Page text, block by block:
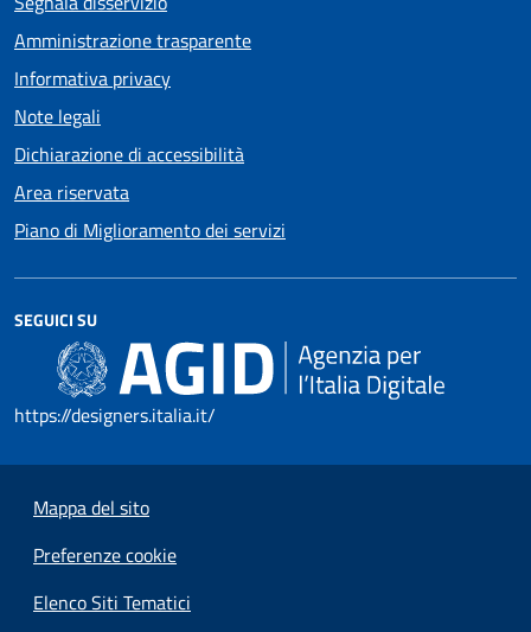
Amministrazione trasparente
Informativa privacy
Note legali
Dichiarazione di accessibilità
Area riservata
Piano di Miglioramento dei servizi
SEGUICI SU
https://designers.italia.it/
Mappa del sito
Preferenze cookie
Elenco Siti Tematici